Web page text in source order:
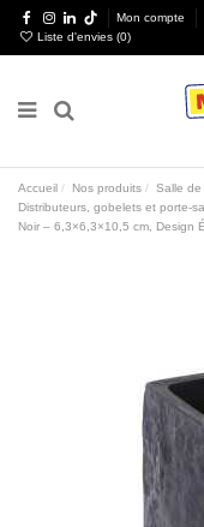
Mon compte
Liste d'envies (0)
Accueil Nos produits Salle
Distributeurs, gobelets et porte-
Noir – 6,3×6,3×10,5 cm, Design